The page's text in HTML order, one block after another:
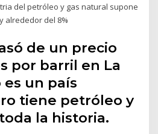
del petróleo y gas natural supone
alrededor del 8%
de un precio
por barril en La
un país
tiene petróleo y
la historia.